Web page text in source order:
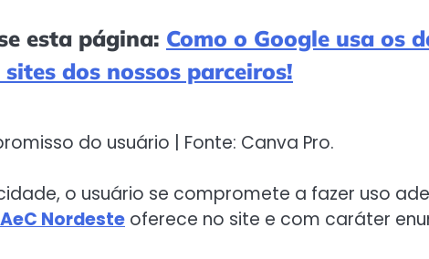
esta página: Como o Google usa os
dos nossos parceiros!
do usuário | Fonte: Canva Pro.
o usuário se compromete a fazer uso
AeC Nordeste oferece no site e com caráter